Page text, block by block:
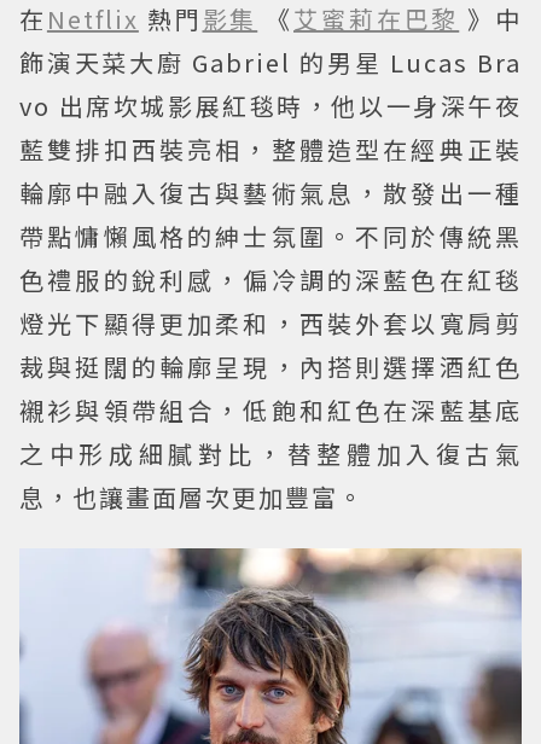
在 Netflix 熱門 影集 《艾蜜莉在巴黎 》中
飾演天菜大廚 Gabriel 的男星 Lucas Bra
vo 出席坎城影展紅毯時，他以一身深午夜
藍雙排扣西裝亮相，整體造型在經典正裝
輪廓中融入復古與藝術氣息，散發出一種
帶點慵懶風格的紳士氛圍。不同於傳統黑
色禮服的銳利感，偏冷調的深藍色在紅毯
燈光下顯得更加柔和，西裝外套以寬肩剪
裁與挺闊的輪廓呈現，內搭則選擇酒紅色
襯衫與領帶組合，低飽和紅色在深藍基底
之中形成細膩對比，替整體加入復古氣
息，也讓畫面層次更加豐富。